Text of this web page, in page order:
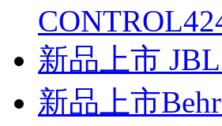
新品上市
新品上市